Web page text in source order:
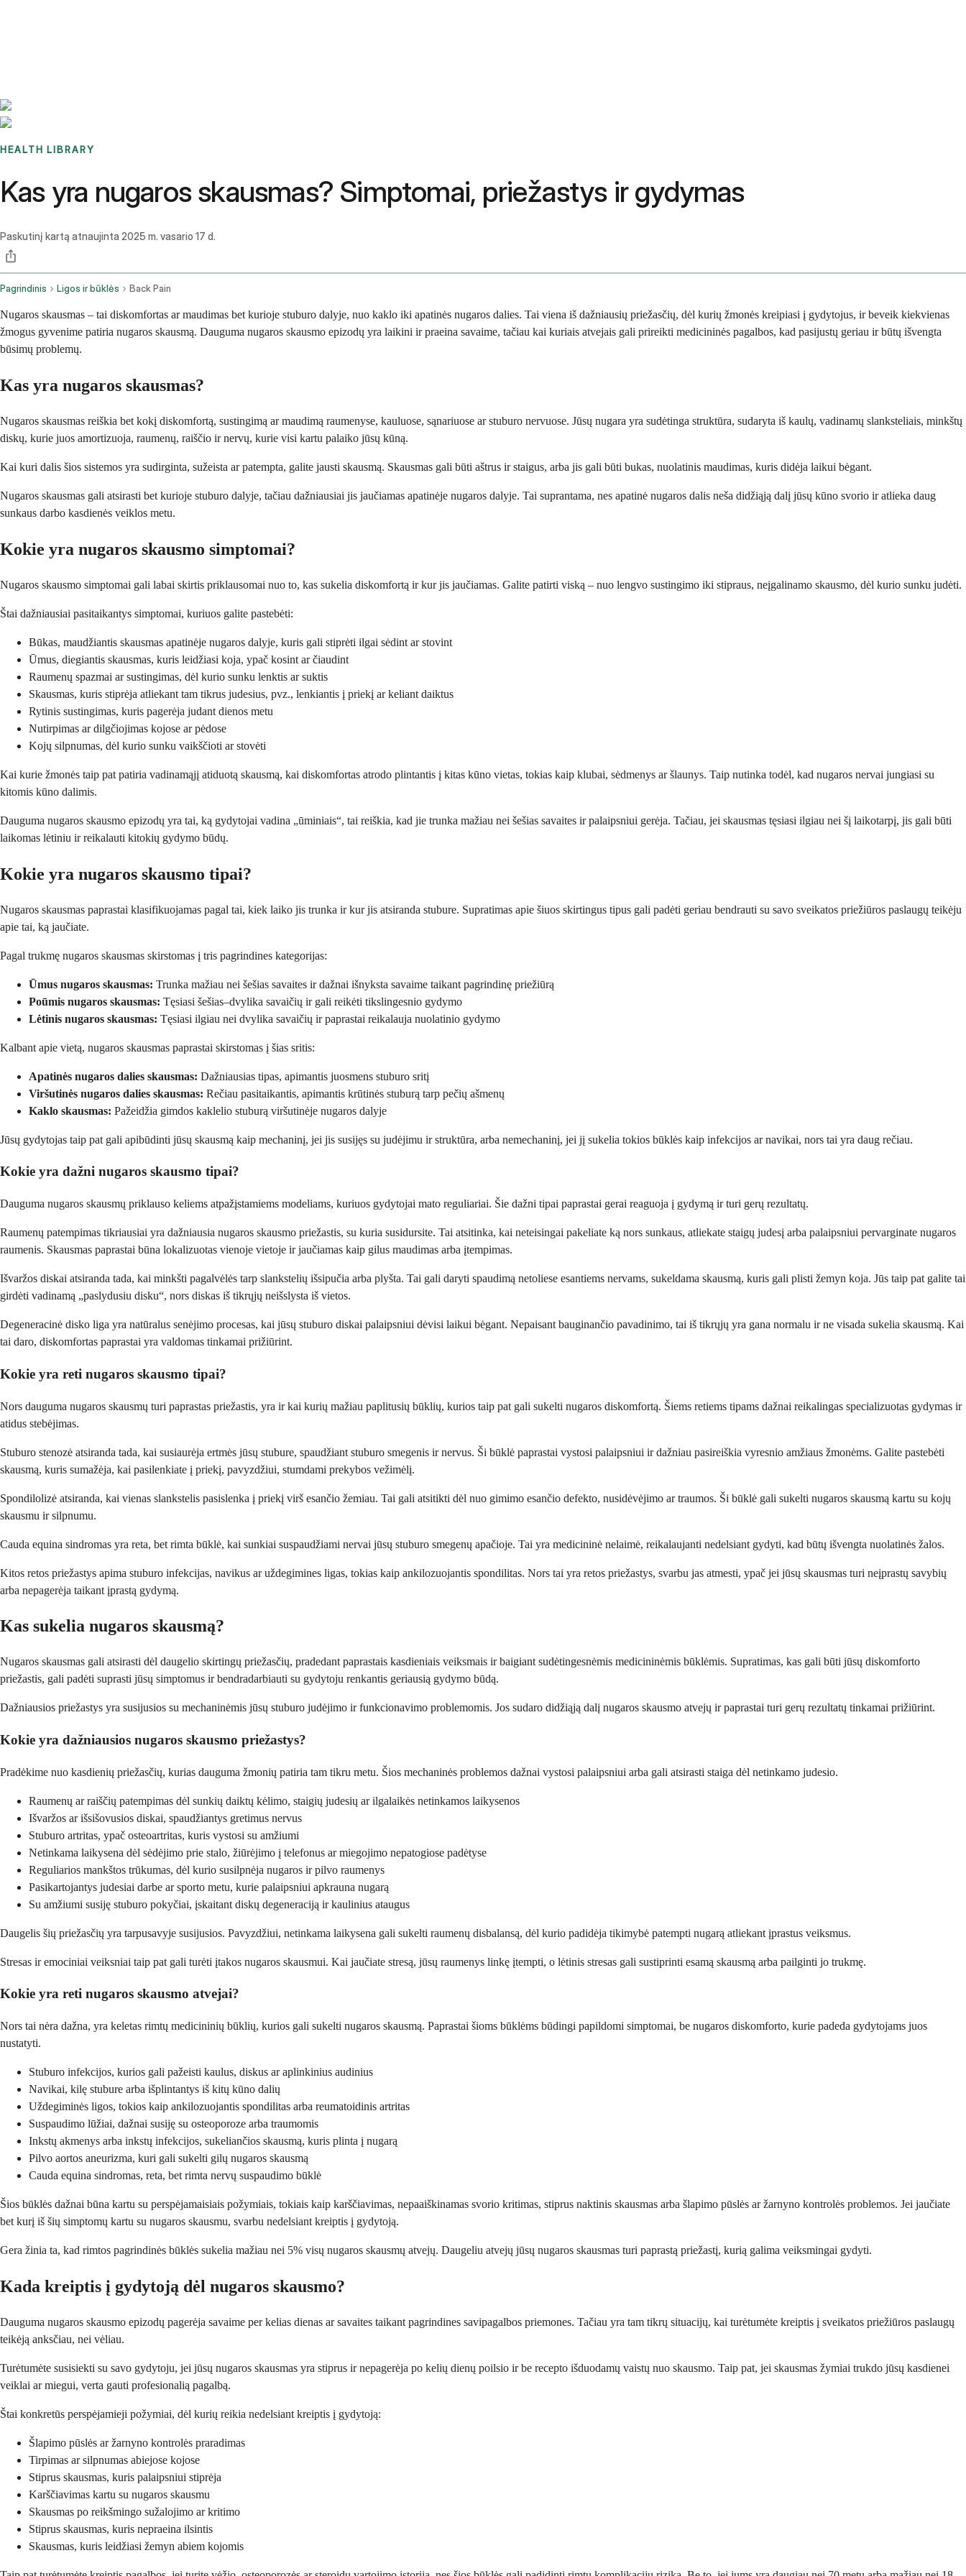
HEALTH LIBRARY
Kas yra nugaros skausmas? Simptomai, priežastys ir gydymas
Paskutinį kartą atnaujinta 2025 m. vasario 17 d.
Pagrindinis Ligos ir būklės Back Pain
Nugaros skausmas – tai diskomfortas ar maudimas bet kurioje stuburo dalyje, nuo kaklo iki apatinės nugaros dalies. Tai viena iš dažniausių priežasčių, dėl kurių žmonės kreipiasi į gydytojus, ir beveik kiekvienas
žmogus gyvenime patiria nugaros skausmą. Dauguma nugaros skausmo epizodų yra laikini ir praeina savaime, tačiau kai kuriais atvejais gali prireikti medicininės pagalbos, kad pasijustų geriau ir būtų išvengta
būsimų problemų.
Kas yra nugaros skausmas?
Nugaros skausmas reiškia bet kokį diskomfortą, sustingimą ar maudimą raumenyse, kauluose, sąnariuose ar stuburo nervuose. Jūsų nugara yra sudėtinga struktūra, sudaryta iš kaulų, vadinamų slanksteliais, minkštų
diskų, kurie juos amortizuoja, raumenų, raiščio ir nervų, kurie visi kartu palaiko jūsų kūną.
Kai kuri dalis šios sistemos yra sudirginta, sužeista ar patempta, galite jausti skausmą. Skausmas gali būti aštrus ir staigus, arba jis gali būti bukas, nuolatinis maudimas, kuris didėja laikui bėgant.
Nugaros skausmas gali atsirasti bet kurioje stuburo dalyje, tačiau dažniausiai jis jaučiamas apatinėje nugaros dalyje. Tai suprantama, nes apatinė nugaros dalis neša didžiąją dalį jūsų kūno svorio ir atlieka daug
sunkaus darbo kasdienės veiklos metu.
Kokie yra nugaros skausmo simptomai?
Nugaros skausmo simptomai gali labai skirtis priklausomai nuo to, kas sukelia diskomfortą ir kur jis jaučiamas. Galite patirti viską – nuo lengvo sustingimo iki stipraus, neįgalinamo skausmo, dėl kurio sunku judėti.
Štai dažniausiai pasitaikantys simptomai, kuriuos galite pastebėti:
Būkas, maudžiantis skausmas apatinėje nugaros dalyje, kuris gali stiprėti ilgai sėdint ar stovint
Ūmus, diegiantis skausmas, kuris leidžiasi koja, ypač kosint ar čiaudint
Raumenų spazmai ar sustingimas, dėl kurio sunku lenktis ar suktis
Skausmas, kuris stiprėja atliekant tam tikrus judesius, pvz., lenkiantis į priekį ar keliant daiktus
Rytinis sustingimas, kuris pagerėja judant dienos metu
Nutirpimas ar dilgčiojimas kojose ar pėdose
Kojų silpnumas, dėl kurio sunku vaikščioti ar stovėti
Kai kurie žmonės taip pat patiria vadinamąjį atiduotą skausmą, kai diskomfortas atrodo plintantis į kitas kūno vietas, tokias kaip klubai, sėdmenys ar šlaunys. Taip nutinka todėl, kad nugaros nervai jungiasi su
kitomis kūno dalimis.
Dauguma nugaros skausmo epizodų yra tai, ką gydytojai vadina „ūminiais“, tai reiškia, kad jie trunka mažiau nei šešias savaites ir palaipsniui gerėja. Tačiau, jei skausmas tęsiasi ilgiau nei šį laikotarpį, jis gali būti
laikomas lėtiniu ir reikalauti kitokių gydymo būdų.
Kokie yra nugaros skausmo tipai?
Nugaros skausmas paprastai klasifikuojamas pagal tai, kiek laiko jis trunka ir kur jis atsiranda stubure. Supratimas apie šiuos skirtingus tipus gali padėti geriau bendrauti su savo sveikatos priežiūros paslaugų teikėju
apie tai, ką jaučiate.
Pagal trukmę nugaros skausmas skirstomas į tris pagrindines kategorijas:
Ūmus nugaros skausmas: Trunka mažiau nei šešias savaites ir dažnai išnyksta savaime taikant pagrindinę priežiūrą
Poūmis nugaros skausmas: Tęsiasi šešias–dvylika savaičių ir gali reikėti tikslingesnio gydymo
Lėtinis nugaros skausmas: Tęsiasi ilgiau nei dvylika savaičių ir paprastai reikalauja nuolatinio gydymo
Kalbant apie vietą, nugaros skausmas paprastai skirstomas į šias sritis:
Apatinės nugaros dalies skausmas: Dažniausias tipas, apimantis juosmens stuburo sritį
Viršutinės nugaros dalies skausmas: Rečiau pasitaikantis, apimantis krūtinės stuburą tarp pečių ašmenų
Kaklo skausmas: Pažeidžia gimdos kaklelio stuburą viršutinėje nugaros dalyje
Jūsų gydytojas taip pat gali apibūdinti jūsų skausmą kaip mechaninį, jei jis susijęs su judėjimu ir struktūra, arba nemechaninį, jei jį sukelia tokios būklės kaip infekcijos ar navikai, nors tai yra daug rečiau.
Kokie yra dažni nugaros skausmo tipai?
Dauguma nugaros skausmų priklauso keliems atpažįstamiems modeliams, kuriuos gydytojai mato reguliariai. Šie dažni tipai paprastai gerai reaguoja į gydymą ir turi gerų rezultatų.
Raumenų patempimas tikriausiai yra dažniausia nugaros skausmo priežastis, su kuria susidursite. Tai atsitinka, kai neteisingai pakeliate ką nors sunkaus, atliekate staigų judesį arba palaipsniui pervarginate nugaros
raumenis. Skausmas paprastai būna lokalizuotas vienoje vietoje ir jaučiamas kaip gilus maudimas arba įtempimas.
Išvaržos diskai atsiranda tada, kai minkšti pagalvėlės tarp slankstelių išsipučia arba plyšta. Tai gali daryti spaudimą netoliese esantiems nervams, sukeldama skausmą, kuris gali plisti žemyn koja. Jūs taip pat galite tai
girdėti vadinamą „paslydusiu disku“, nors diskas iš tikrųjų neišslysta iš vietos.
Degeneracinė disko liga yra natūralus senėjimo procesas, kai jūsų stuburo diskai palaipsniui dėvisi laikui bėgant. Nepaisant bauginančio pavadinimo, tai iš tikrųjų yra gana normalu ir ne visada sukelia skausmą. Kai
tai daro, diskomfortas paprastai yra valdomas tinkamai prižiūrint.
Kokie yra reti nugaros skausmo tipai?
Nors dauguma nugaros skausmų turi paprastas priežastis, yra ir kai kurių mažiau paplitusių būklių, kurios taip pat gali sukelti nugaros diskomfortą. Šiems retiems tipams dažnai reikalingas specializuotas gydymas ir
atidus stebėjimas.
Stuburo stenozė atsiranda tada, kai susiaurėja ertmės jūsų stubure, spaudžiant stuburo smegenis ir nervus. Ši būklė paprastai vystosi palaipsniui ir dažniau pasireiškia vyresnio amžiaus žmonėms. Galite pastebėti
skausmą, kuris sumažėja, kai pasilenkiate į priekį, pavyzdžiui, stumdami prekybos vežimėlį.
Spondilolizė atsiranda, kai vienas slankstelis pasislenka į priekį virš esančio žemiau. Tai gali atsitikti dėl nuo gimimo esančio defekto, nusidėvėjimo ar traumos. Ši būklė gali sukelti nugaros skausmą kartu su kojų
skausmu ir silpnumu.
Cauda equina sindromas yra reta, bet rimta būklė, kai sunkiai suspaudžiami nervai jūsų stuburo smegenų apačioje. Tai yra medicininė nelaimė, reikalaujanti nedelsiant gydyti, kad būtų išvengta nuolatinės žalos.
Kitos retos priežastys apima stuburo infekcijas, navikus ar uždegimines ligas, tokias kaip ankilozuojantis spondilitas. Nors tai yra retos priežastys, svarbu jas atmesti, ypač jei jūsų skausmas turi neįprastų savybių
arba nepagerėja taikant įprastą gydymą.
Kas sukelia nugaros skausmą?
Nugaros skausmas gali atsirasti dėl daugelio skirtingų priežasčių, pradedant paprastais kasdieniais veiksmais ir baigiant sudėtingesnėmis medicininėmis būklėmis. Supratimas, kas gali būti jūsų diskomforto
priežastis, gali padėti suprasti jūsų simptomus ir bendradarbiauti su gydytoju renkantis geriausią gydymo būdą.
Dažniausios priežastys yra susijusios su mechaninėmis jūsų stuburo judėjimo ir funkcionavimo problemomis. Jos sudaro didžiąją dalį nugaros skausmo atvejų ir paprastai turi gerų rezultatų tinkamai prižiūrint.
Kokie yra dažniausios nugaros skausmo priežastys?
Pradėkime nuo kasdienių priežasčių, kurias dauguma žmonių patiria tam tikru metu. Šios mechaninės problemos dažnai vystosi palaipsniui arba gali atsirasti staiga dėl netinkamo judesio.
Raumenų ar raiščių patempimas dėl sunkių daiktų kėlimo, staigių judesių ar ilgalaikės netinkamos laikysenos
Išvaržos ar išsišovusios diskai, spaudžiantys gretimus nervus
Stuburo artritas, ypač osteoartritas, kuris vystosi su amžiumi
Netinkama laikysena dėl sėdėjimo prie stalo, žiūrėjimo į telefonus ar miegojimo nepatogiose padėtyse
Reguliarios mankštos trūkumas, dėl kurio susilpnėja nugaros ir pilvo raumenys
Pasikartojantys judesiai darbe ar sporto metu, kurie palaipsniui apkrauna nugarą
Su amžiumi susiję stuburo pokyčiai, įskaitant diskų degeneraciją ir kaulinius ataugus
Daugelis šių priežasčių yra tarpusavyje susijusios. Pavyzdžiui, netinkama laikysena gali sukelti raumenų disbalansą, dėl kurio padidėja tikimybė patempti nugarą atliekant įprastus veiksmus.
Stresas ir emociniai veiksniai taip pat gali turėti įtakos nugaros skausmui. Kai jaučiate stresą, jūsų raumenys linkę įtempti, o lėtinis stresas gali sustiprinti esamą skausmą arba pailginti jo trukmę.
Kokie yra reti nugaros skausmo atvejai?
Nors tai nėra dažna, yra keletas rimtų medicininių būklių, kurios gali sukelti nugaros skausmą. Paprastai šioms būklėms būdingi papildomi simptomai, be nugaros diskomforto, kurie padeda gydytojams juos
nustatyti.
Stuburo infekcijos, kurios gali pažeisti kaulus, diskus ar aplinkinius audinius
Navikai, kilę stubure arba išplintantys iš kitų kūno dalių
Uždegiminės ligos, tokios kaip ankilozuojantis spondilitas arba reumatoidinis artritas
Suspaudimo lūžiai, dažnai susiję su osteoporoze arba traumomis
Inkstų akmenys arba inkstų infekcijos, sukeliančios skausmą, kuris plinta į nugarą
Pilvo aortos aneurizma, kuri gali sukelti gilų nugaros skausmą
Cauda equina sindromas, reta, bet rimta nervų suspaudimo būklė
Šios būklės dažnai būna kartu su perspėjamaisiais požymiais, tokiais kaip karščiavimas, nepaaiškinamas svorio kritimas, stiprus naktinis skausmas arba šlapimo pūslės ar žarnyno kontrolės problemos. Jei jaučiate
bet kurį iš šių simptomų kartu su nugaros skausmu, svarbu nedelsiant kreiptis į gydytoją.
Gera žinia ta, kad rimtos pagrindinės būklės sukelia mažiau nei 5% visų nugaros skausmų atvejų. Daugeliu atvejų jūsų nugaros skausmas turi paprastą priežastį, kurią galima veiksmingai gydyti.
Kada kreiptis į gydytoją dėl nugaros skausmo?
Dauguma nugaros skausmo epizodų pagerėja savaime per kelias dienas ar savaites taikant pagrindines savipagalbos priemones. Tačiau yra tam tikrų situacijų, kai turėtumėte kreiptis į sveikatos priežiūros paslaugų
teikėją anksčiau, nei vėliau.
Turėtumėte susisiekti su savo gydytoju, jei jūsų nugaros skausmas yra stiprus ir nepagerėja po kelių dienų poilsio ir be recepto išduodamų vaistų nuo skausmo. Taip pat, jei skausmas žymiai trukdo jūsų kasdienei
veiklai ar miegui, verta gauti profesionalią pagalbą.
Štai konkretūs perspėjamieji požymiai, dėl kurių reikia nedelsiant kreiptis į gydytoją:
Šlapimo pūslės ar žarnyno kontrolės praradimas
Tirpimas ar silpnumas abiejose kojose
Stiprus skausmas, kuris palaipsniui stiprėja
Karščiavimas kartu su nugaros skausmu
Skausmas po reikšmingo sužalojimo ar kritimo
Stiprus skausmas, kuris nepraeina ilsintis
Skausmas, kuris leidžiasi žemyn abiem kojomis